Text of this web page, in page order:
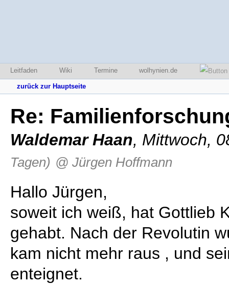
Leitfaden Wiki Termine wolhynien.de
zurück zur Hauptseite
Re:
Waldemar Haan, Mittwoch,
Tagen) @ Jürgen Hoffmann
Hallo Jürgen,
soweit ich weiß, hat Gottlieb
gehabt. Nach der Revolutin
kam nicht mehr raus , und
enteignet.